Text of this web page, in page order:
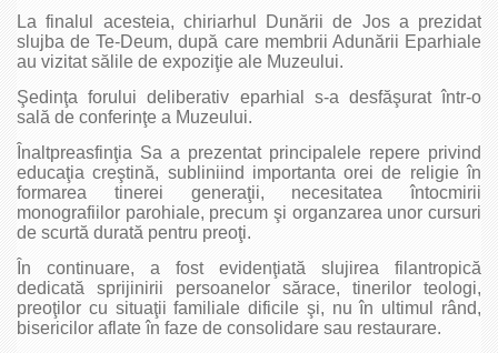
La finalul acesteia, chiriarhul Dunării de Jos a prezidat
slujba de Te-Deum, după care membrii Adunării Eparhiale
au vizitat sălile de expoziţie ale Muzeului.
Şedinţa forului deliberativ eparhial s-a desfăşurat într-o
sală de conferinţe a Muzeului.
Înaltpreasfinţia Sa a prezentat principalele repere privind
educaţia creştină, subliniind importanta orei de religie în
formarea tinerei generaţii, necesitatea întocmirii
monografiilor parohiale, precum şi organzarea unor cursuri
de scurtă durată pentru preoţi.
În continuare, a fost evidenţiată slujirea filantropică
dedicată sprijinirii persoanelor sărace, tinerilor teologi,
preoţilor cu situaţii familiale dificile şi, nu în ultimul rând,
bisericilor aflate în faze de consolidare sau restaurare.